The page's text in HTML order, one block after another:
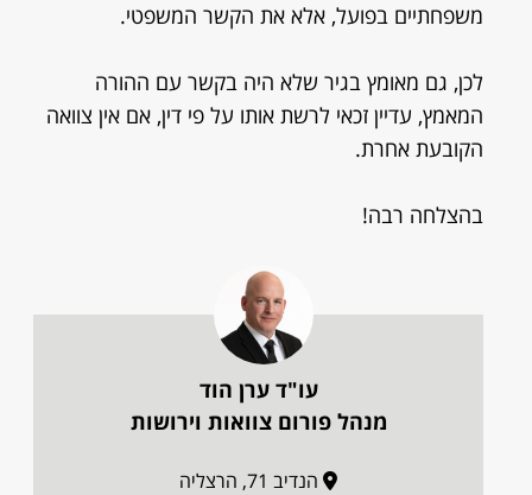
משפחתיים בפועל, אלא את הקשר המשפטי.
לכן, גם מאומץ בגיר שלא היה בקשר עם ההורה
המאמץ, עדיין זכאי לרשת אותו על פי דין, אם אין צוואה
הקובעת אחרת.
בהצלחה רבה!
עו"ד ערן הוד
מנהל פורום צוואות וירושות
הנדיב 71, הרצליה